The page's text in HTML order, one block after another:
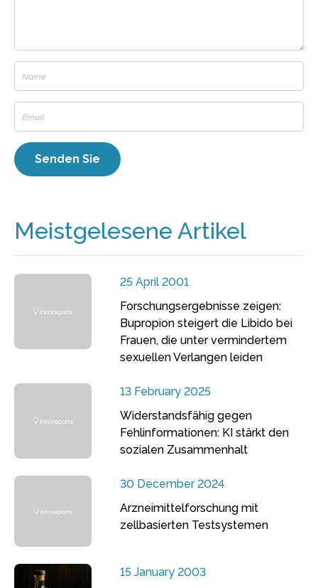
Meistgelesene Artikel
25 April 2001
Forschungsergebnisse zeigen:
Bupropion steigert die Libido bei
Frauen, die unter vermindertem
sexuellen Verlangen leiden
13 February 2025
Widerstandsfähig gegen
Fehlinformationen: KI stärkt den
sozialen Zusammenhalt
30 December 2024
Arzneimittelforschung mit
zellbasierten Testsystemen
15 January 2003